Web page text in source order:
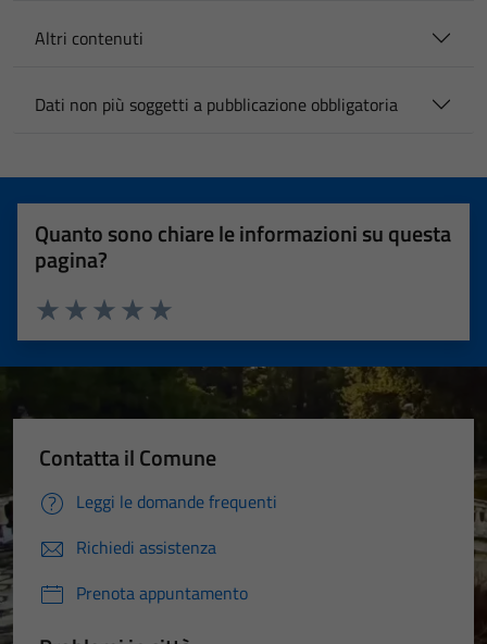
Altri contenuti
Dati non più soggetti a pubblicazione obbligatoria
Quanto sono chiare le informazioni su questa
pagina?
Valuta 5 stelle su 5
Valuta 4 stelle su 5
Valuta 3 stelle su 5
Valuta 2 stelle su 5
Valuta 1 stelle su 5
Contatta il Comune
Leggi le domande frequenti
Richiedi assistenza
Prenota appuntamento